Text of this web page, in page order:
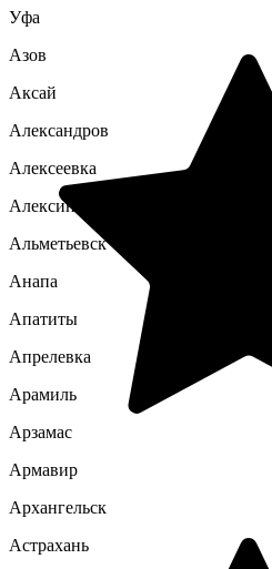
Уфа
Азов
Аксай
Александров
Алексеевка
Алексин
Альметьевск
Анапа
Апатиты
Апрелевка
Арамиль
Арзамас
Армавир
Архангельск
Астрахань